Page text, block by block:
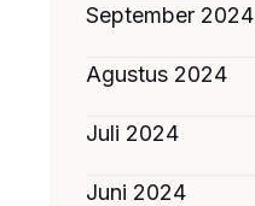
September 2024
Agustus 2024
Juli 2024
Juni 2024